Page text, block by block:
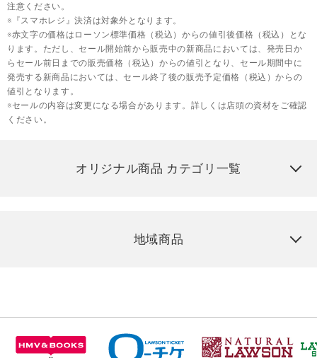
注意ください。
※『スマホレジ』決済は対象外となります。
※赤文字の価格はローソン標準価格（税込）からの値引後価格（税込）とな
ります。ただし、セール開始前から販売中の新商品においては、発売日か
らセール前日までの販売価格（税込）からの値引となり、セール期間中に
発売する新商品においては、セール終了後の販売予定価格（税込）からの
値引となります。
※セールの内容は変更になる場合があります。詳しくは店頭の資材をご確認
ください。
オリジナル商品 カテゴリ一覧
地域商品